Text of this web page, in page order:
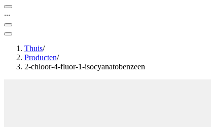
...
Thuis/
Producten/
2-chloor-4-fluor-1-isocyanatobenzeen